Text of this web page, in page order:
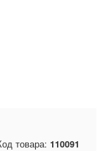
товара: 110091